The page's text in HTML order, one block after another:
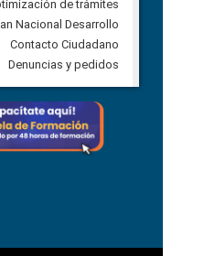
Ballenita del cantón Santa Elena
7 agosto, 2026
Next
de trámites
Nacional Desarrollo
Contacto Ciudadano
Denuncias y pedidos